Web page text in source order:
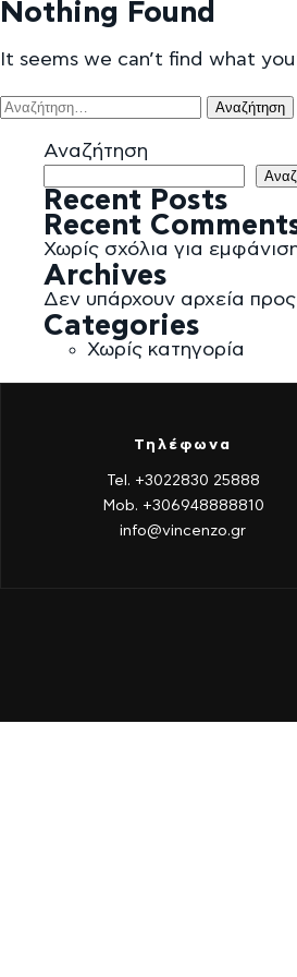
Nothing Found
It seems we can’t find what
Αναζήτηση
Αναζήτηση
Recent Posts
Recent
Χωρίς σχόλια για
Archives
Δεν υπάρχουν αρχεία
Categories
Χωρίς κατηγορία
Τηλέφωνα
Tel. +3022830 25888
Mob. +306948888810
info@vincenzo.gr